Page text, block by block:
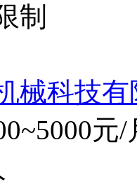
制
械科技有
元/